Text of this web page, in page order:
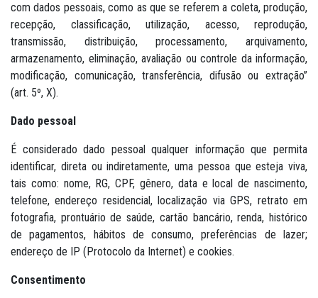
com dados pessoais, como as que se referem a coleta, produção,
recepção, classificação, utilização, acesso, reprodução,
transmissão, distribuição, processamento, arquivamento,
armazenamento, eliminação, avaliação ou controle da informação,
modificação, comunicação, transferência, difusão ou extração”
(art. 5º, X).
Dado pessoal
É considerado dado pessoal qualquer informação que permita
identificar, direta ou indiretamente, uma pessoa que esteja viva,
tais como: nome, RG, CPF, gênero, data e local de nascimento,
telefone, endereço residencial, localização via GPS, retrato em
fotografia, prontuário de saúde, cartão bancário, renda, histórico
de pagamentos, hábitos de consumo, preferências de lazer;
endereço de IP (Protocolo da Internet) e cookies.
Consentimento